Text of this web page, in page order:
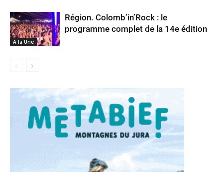
A la Une
Région. Colomb’in’Rock : le
programme complet de la 14e édition